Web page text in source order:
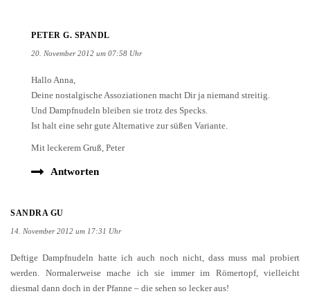
PETER G. SPANDL
20. November 2012 um 07:58 Uhr
Hallo Anna,
Deine nostalgische Assoziationen macht Dir ja niemand streitig.
Und Dampfnudeln bleiben sie trotz des Specks.
Ist halt eine sehr gute Alternative zur süßen Variante.
Mit leckerem Gruß, Peter
Antworten
SANDRA GU
14. November 2012 um 17:31 Uhr
Deftige Dampfnudeln hatte ich auch noch nicht, dass muss mal probiert
werden. Normalerweise mache ich sie immer im Römertopf, vielleicht
diesmal dann doch in der Pfanne – die sehen so lecker aus!